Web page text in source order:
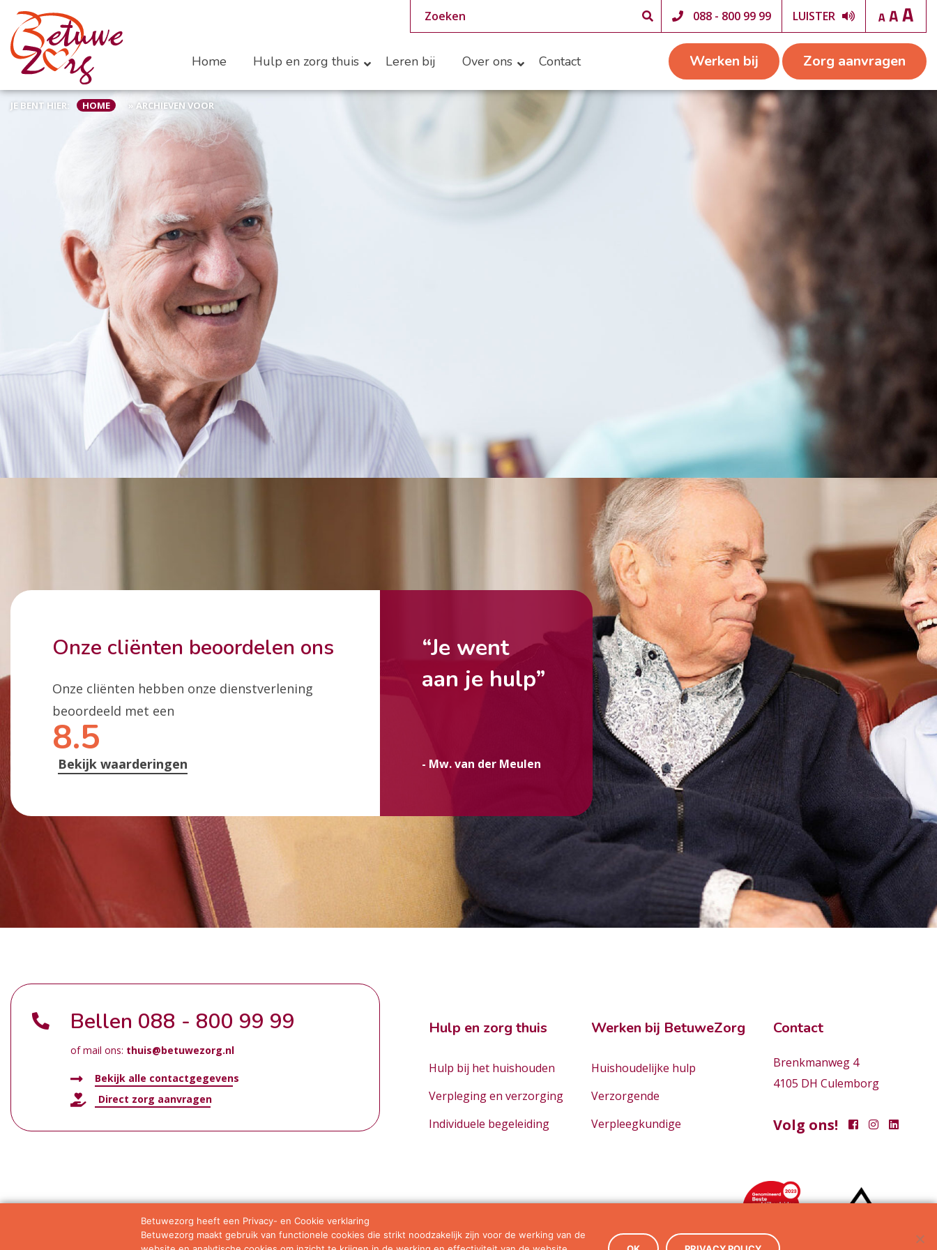
088 - 800 99 99 LUISTER
Home Hulp en zorg thuis Leren bij Over ons Contact Werken bij Zorg aanvragen
JE BENT HIER: HOME » ARCHIEVEN VOOR
Onze cliënten beoordelen ons
Onze cliënten hebben onze dienstverlening
beoordeeld met een
8.5
Bekijk waarderingen
“Je went
aan je hulp”
- Mw. van der Meulen
Bellen 088 - 800 99 99
of mail ons: thuis@betuwezorg.nl
Bekijk alle contactgegevens
Direct zorg aanvragen
Hulp en zorg thuis
Hulp bij het huishouden
Verpleging en verzorging
Individuele begeleiding
Werken bij BetuweZorg
Huishoudelijke hulp
Verzorgende
Verpleegkundige
Contact
Brenkmanweg 4
4105 DH Culemborg
Volg ons!
Privacy statement Algemene voorwaarden
Betuwezorg heeft een Privacy- en Cookie verklaring
Betuwezorg maakt gebruik van functionele cookies die strikt noodzakelijk zijn voor de werking van de